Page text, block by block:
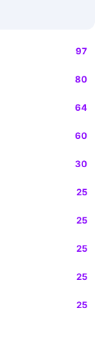
97
80
64
60
30
25
25
25
25
25